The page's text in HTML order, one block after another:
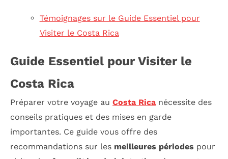
Témoignages sur le Guide Essentiel pour
Visiter le Costa Rica
Guide Essentiel pour Visiter le
Costa Rica
Préparer votre voyage au Costa Rica nécessite des
conseils pratiques et des mises en garde
importantes. Ce guide vous offre des
recommandations sur les meilleures périodes pour